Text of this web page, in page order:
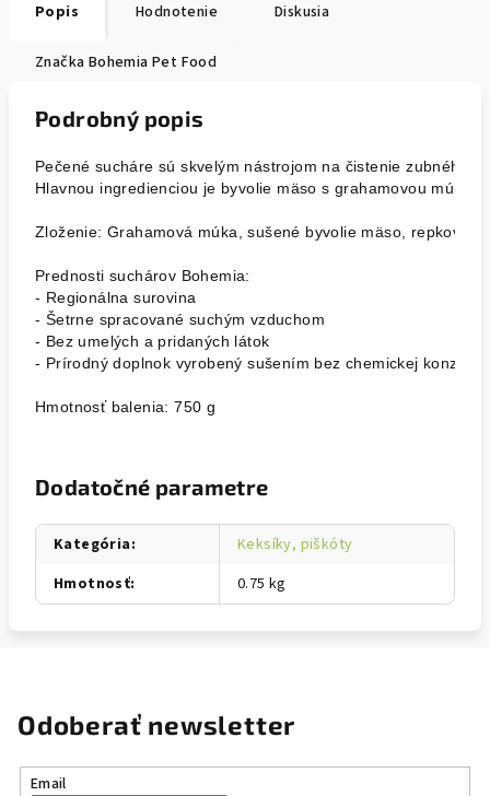
Popis Hodnotenie Diskusia
Značka Bohemia Pet Food
Podrobný popis
Pečené sucháre sú skvelým nástrojom na čistenie zubného
Hlavnou ingredienciou je byvolie mäso s grahamovou
Zloženie: Grahamová múka, sušené byvolie mäso, repkový
Prednosti suchárov Bohemia:
- Regionálna surovina
- Šetrne spracované suchým vzduchom
- Bez umelých a pridaných látok
- Prírodný doplnok vyrobený sušením bez chemickej
Hmotnosť balenia: 750 g
Dodatočné parametre
Kategória:
Keksíky, piškóty
Hmotnosť: 0.75 kg
Odoberať newsletter
Email